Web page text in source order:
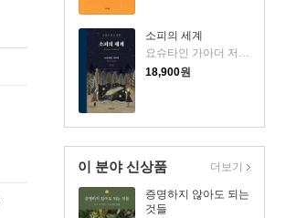
소피의 세계
요슈타인 가아더 저/장영은 역
18,900원
이 분야 신상품
증명하지 않아도 되는
것들
더보기